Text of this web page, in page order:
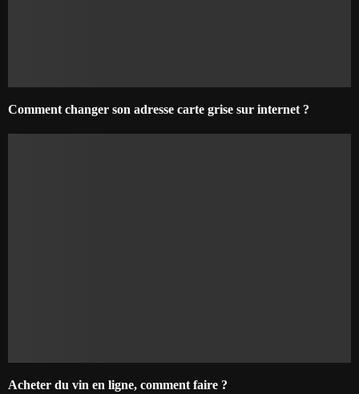
Comment changer son adresse carte grise sur internet ?
Acheter du vin en ligne, comment faire ?